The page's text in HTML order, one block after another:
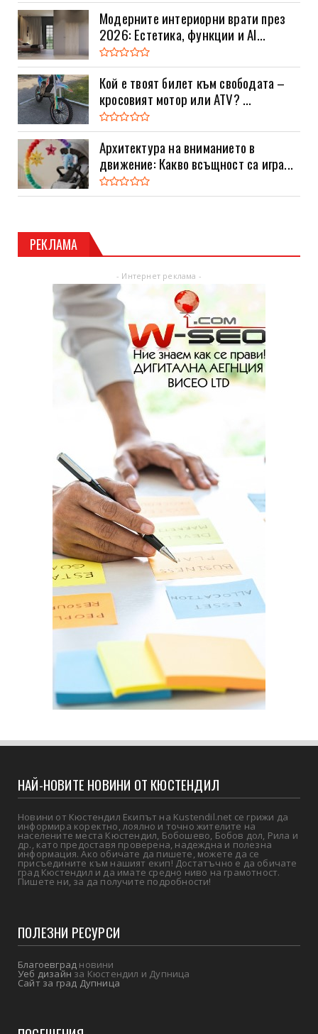
Модерните интериорни врати през
2026: Естетика, функции и AI...
Кой е твоят билет към свободата –
кросовият мотор или ATV? ...
Архитектура на вниманието в
движение: Какво всъщност са игра...
РЕКЛАМА
- Интернет реклама -
НАЙ-НОВИТЕ НОВИНИ ОТ КЮСТЕНДИЛ
Новини от Кюстендил Екипът на Kustendil.net се грижи да
информира коректно, лоялно и точно жителите на
населените места Кюстендил, Бобошево, Бобов дол, Рила и
др., като предоставя проверена, надеждна и полезна
информация. Ако обичате да пишете, можете да се
присъедините към нашият екип! Достатъчно е да обичате
град Кюстендил и да имате средно ниво на грамотност.
Пишете ни, за да получите подробности!
ПОЛЕЗНИ РЕСУРСИ
Благоевград новини
Уеб дизайнза Кюстендил и Дупница
Сайт за град Дупница